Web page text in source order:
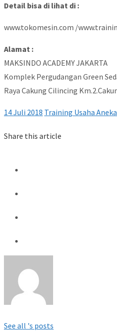
Detail bisa di lihat di :
www.tokomesin.com /
Alamat :
MAKSINDO ACADEMY JAKARTA
Komplek Pergudangan Green
Raya Cakung Cilincing
14 Juli 2018 Training Usaha
Share this article
See all 's posts